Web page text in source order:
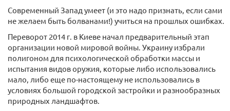
Современный Запад умеет (и это надо признать, если сами
не желаем быть болванами!) учиться на прошлых ошибках.
Переворот 2014 г. в Киеве начал предварительный этап
организации новой мировой войны. Украину избрали
полигоном для психологической обработки массы и
испытания видов оружия, которые либо использовались
мало, либо еще по-настоящему не использовались в
условиях большой городской застройки и разнообразных
природных ландшафтов.